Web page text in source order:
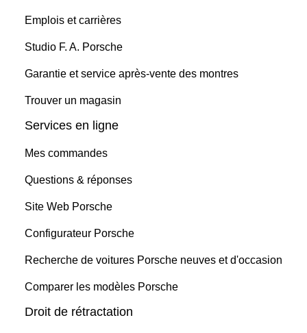
Emplois et carrières
Studio F. A. Porsche
Garantie et service après-vente des montres
Trouver un magasin
Services en ligne
Mes commandes
Questions & réponses
Site Web Porsche
Configurateur Porsche
Recherche de voitures Porsche neuves et d'occasion
Comparer les modèles Porsche
Droit de rétractation